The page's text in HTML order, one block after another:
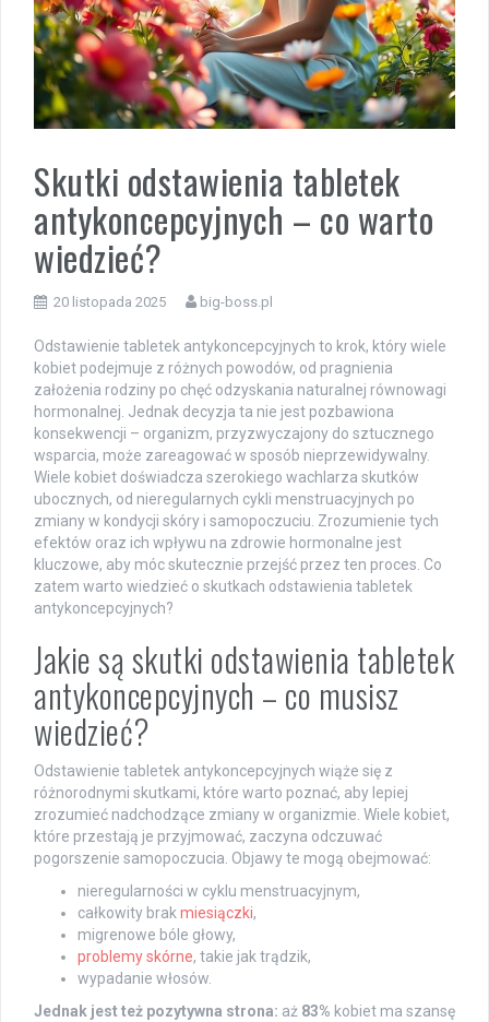
Skutki odstawienia tabletek
antykoncepcyjnych – co warto
wiedzieć?
20 listopada 2025 big-boss.pl
Odstawienie tabletek antykoncepcyjnych to krok, który wiele
kobiet podejmuje z różnych powodów, od pragnienia
założenia rodziny po chęć odzyskania naturalnej równowagi
hormonalnej. Jednak decyzja ta nie jest pozbawiona
konsekwencji – organizm, przyzwyczajony do sztucznego
wsparcia, może zareagować w sposób nieprzewidywalny.
Wiele kobiet doświadcza szerokiego wachlarza skutków
ubocznych, od nieregularnych cykli menstruacyjnych po
zmiany w kondycji skóry i samopoczuciu. Zrozumienie tych
efektów oraz ich wpływu na zdrowie hormonalne jest
kluczowe, aby móc skutecznie przejść przez ten proces. Co
zatem warto wiedzieć o skutkach odstawienia tabletek
antykoncepcyjnych?
Jakie są skutki odstawienia tabletek
antykoncepcyjnych – co musisz
wiedzieć?
Odstawienie tabletek antykoncepcyjnych wiąże się z
różnorodnymi skutkami, które warto poznać, aby lepiej
zrozumieć nadchodzące zmiany w organizmie. Wiele kobiet,
które przestają je przyjmować, zaczyna odczuwać
pogorszenie samopoczucia. Objawy te mogą obejmować:
nieregularności w cyklu menstruacyjnym,
całkowity brak miesiączki,
migrenowe bóle głowy,
problemy skórne, takie jak trądzik,
wypadanie włosów.
Jednak jest też pozytywna strona: aż 83% kobiet ma szansę